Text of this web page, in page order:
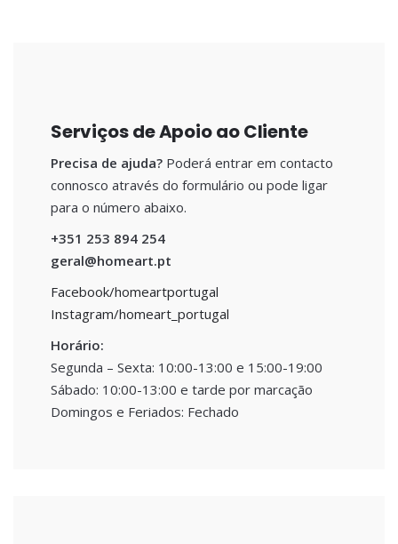
Serviços de Apoio ao Cliente
Precisa de ajuda?Poderá entrar em contacto
connosco através do formulário ou pode ligar
para o número abaixo.
+351 253 894 254
geral@homeart.pt
Facebook/homeartportugal
Instagram/homeart_portugal
Horário:
Segunda – Sexta: 10:00-13:00 e 15:00-19:00
Sábado: 10:00-13:00 e tarde por marcação
Domingos e Feriados: Fechado